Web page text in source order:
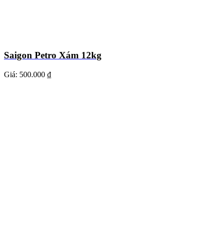
Saigon Petro Xám 12kg
Giá: 500.000 ₫